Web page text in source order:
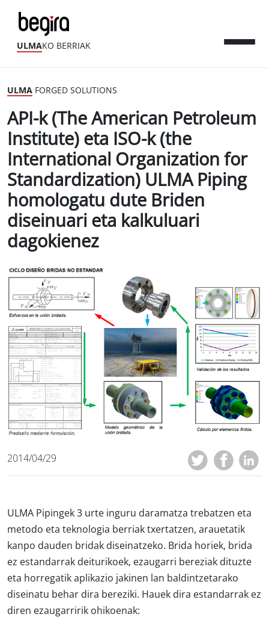
ULMAKO BERRIAK
ULMA FORGED SOLUTIONS
API-k (The American Petroleum
Institute) eta ISO-k (the
International Organization for
Standardization) ULMA Piping
homologatu dute Briden
diseinuari eta kalkuluari
dagokienez
2014/04/29
ULMA Pipingek 3 urte inguru daramatza trebatzen eta
metodo eta teknologia berriak txertatzen, arauetatik
kanpo dauden bridak diseinatzeko. Brida horiek, brida
ez estandarrak deiturikoek, ezaugarri bereziak dituzte
eta horregatik aplikazio jakinen lan baldintzetarako
diseinatu behar dira bereziki. Hauek dira estandarrak ez
diren ezaugarririk ohikoenak: